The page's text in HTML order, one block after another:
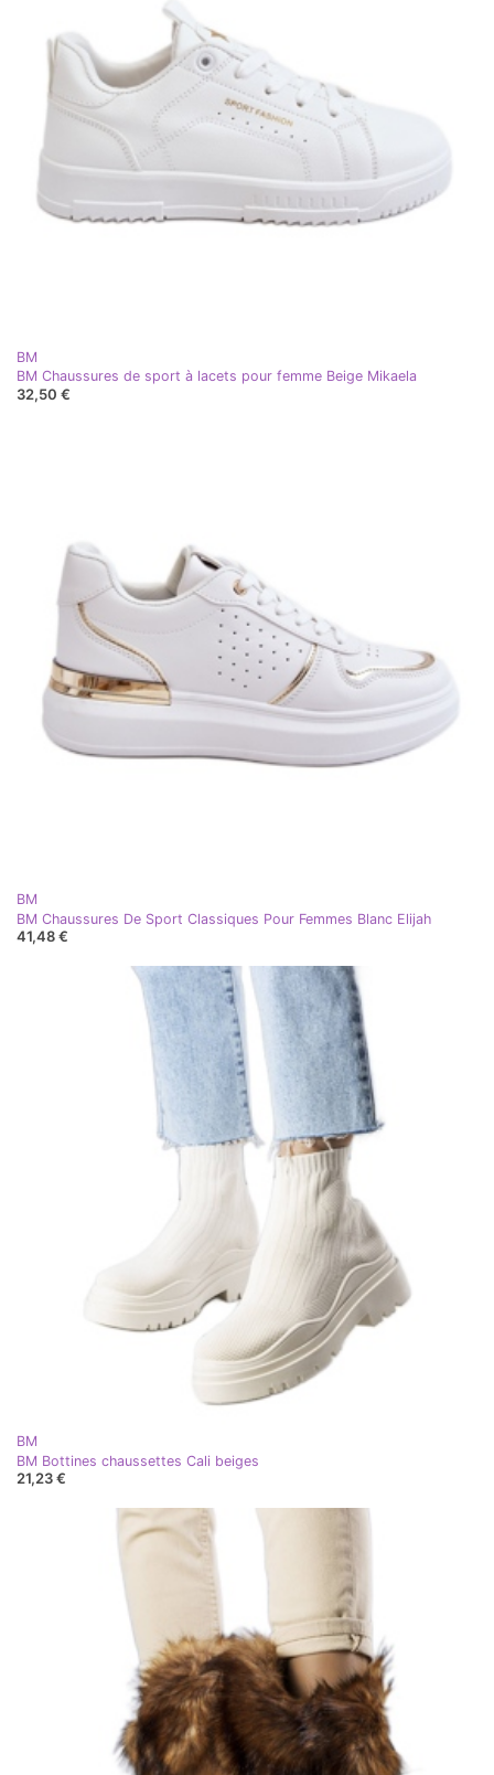
BM
BM Chaussures de sport à lacets pour femme Beige Mikaela
32,50 €
BM
BM Chaussures De Sport Classiques Pour Femmes Blanc Elijah
41,48 €
BM
BM Bottines chaussettes Cali beiges
21,23 €